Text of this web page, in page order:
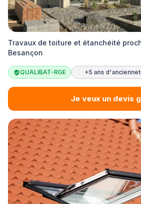
Travaux de toiture et étanchéité
Besançon
QUALIBAT-RGE +5 ans
Je veux un devis